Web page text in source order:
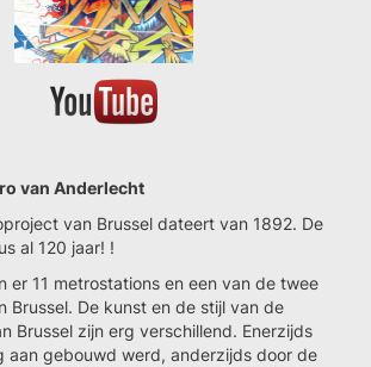
van Anderlecht
van Brussel dateert van 1892. De
al 120 jaar! !
er 11 metrostations en een van de twee
Brussel. De kunst en de stijl van de
Brussel zijn erg verschillend. Enerzijds
aan gebouwd werd, anderzijds door de